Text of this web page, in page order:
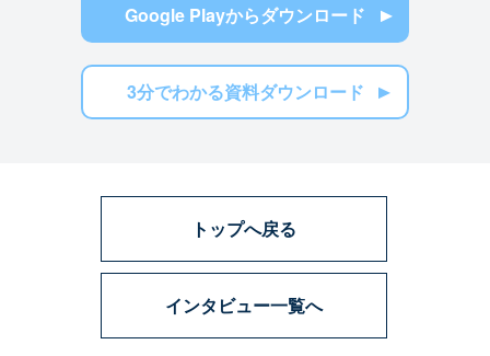
Google Playからダウンロード
3分でわかる資料ダウンロード
トップへ戻る
インタビュー一覧へ